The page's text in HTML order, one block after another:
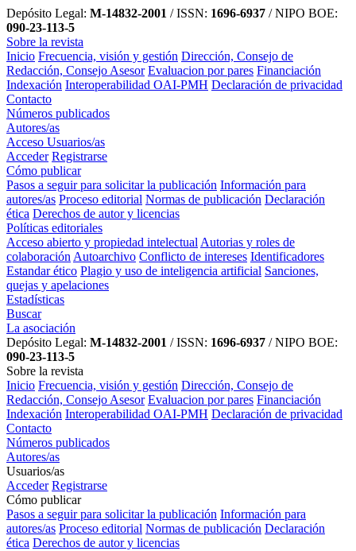
Depósito Legal: M-14832-2001 / ISSN: 1696-6937 / NIPO BOE:
090-23-113-5
Sobre la revista
Inicio Frecuencia, visión y gestión Dirección, Consejo de
Redacción, Consejo Asesor Evaluacion por pares Financiación
Indexación Interoperabilidad OAI-PMH Declaración de privacidad
Contacto
Números publicados
Autores/as
Acceso Usuarios/as
Acceder Registrarse
Cómo publicar
Pasos a seguir para solicitar la publicación Información para
autores/as Proceso editorial Normas de publicación Declaración
ética Derechos de autor y licencias
Políticas editoriales
Acceso abierto y propiedad intelectual Autorias y roles de
colaboración Autoarchivo Conflicto de intereses Identificadores
Estandar ético Plagio y uso de inteligencia artificial Sanciones,
quejas y apelaciones
Estadísticas
Buscar
La asociación
Depósito Legal: M-14832-2001 / ISSN: 1696-6937 / NIPO BOE:
090-23-113-5
Sobre la revista
Inicio Frecuencia, visión y gestión Dirección, Consejo de
Redacción, Consejo Asesor Evaluacion por pares Financiación
Indexación Interoperabilidad OAI-PMH Declaración de privacidad
Contacto
Números publicados
Autores/as
Usuarios/as
Acceder Registrarse
Cómo publicar
Pasos a seguir para solicitar la publicación Información para
autores/as Proceso editorial Normas de publicación Declaración
ética Derechos de autor y licencias